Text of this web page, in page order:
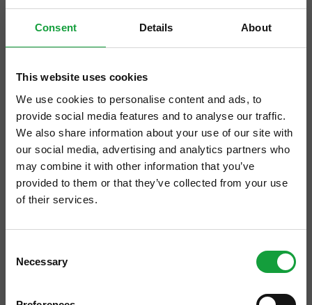
Consent Details About
This website uses cookies
We use cookies to personalise content and ads, to
provide social media features and to analyse our traffic.
We also share information about your use of our site with
our social media, advertising and analytics partners who
may combine it with other information that you’ve
provided to them or that they’ve collected from your use
of their services.
Selection
Necessary
Web: www.foppa.com
FIORELLI E CO. SRL (CZ)
Via Stazione, 403 88040 Nocera Terinese
Marina (CZ) Orari di apertura vendita
all'ingrosso: Lu/Sa 07,30 - 13 e 15,15 - 19,30
Domenica 07,30 - 13 Tel.: 0968 / 93052
ISCRIVITI ALLA NEWSLETTER
Resta aggiornato su tutte le ultime novita nel campo